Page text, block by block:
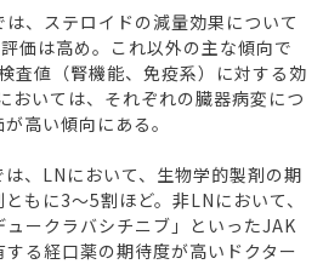
、ステロイドの減量効果について
価は高め。これ以外の主な傾向で
査値（腎機能、免疫系）に対する効
おいては、それぞれの臓器病変につ
高い傾向にある。
、LNにおいて、生物学的製剤の期
もに3～5割ほど。非LNにおいて、
ュークラバシチニブ」といったJAK
る経口薬の期待度が高いドクター